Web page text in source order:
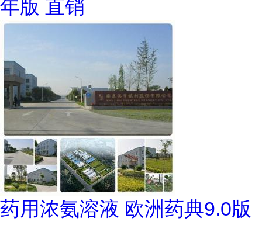
年版 直销
药用浓氨溶液 欧洲药典9.0版